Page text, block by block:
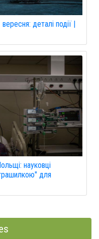
деталі події |
науковці
для